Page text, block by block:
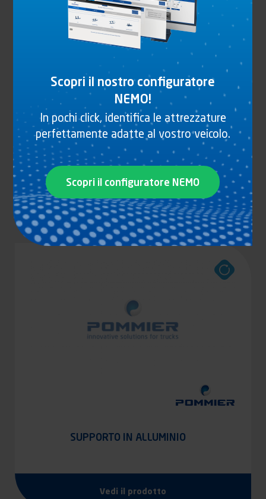
CARDINE SUPPORTO CERNIERA IN ACCIAIO
GALVANIZZATO CON VITI E DADO
Vedi il prodotto
SUPPORTO IN ALLUMINIO
Vedi il prodotto
Scopri il nostro configuratore
NEMO!
In pochi click, identifica le attrezzature
perfettamente adatte al vostro veicolo.
Scopri il configuratore NEMO